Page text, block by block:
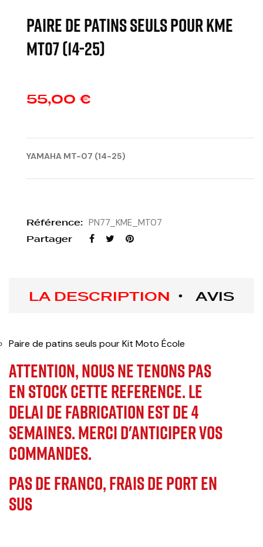
Paire de patins seuls pour KME
MT07 (14-25)
55,00 €
YAMAHA MT-07 (14-25)
Référence: PN77_KME_MT07
Partager
LA DESCRIPTION AVIS
Paire de patins seuls pour Kit Moto École
ATTENTION,NOUS NE TENONS PAS
EN STOCK CETTE REFERENCE. LE
DELAI DE FABRICATION EST DE 4
SEMAINES. MERCI D'ANTICIPER VOS
COMMANDES.
PAS DE FRANCO, FRAIS DE PORT EN
SUS